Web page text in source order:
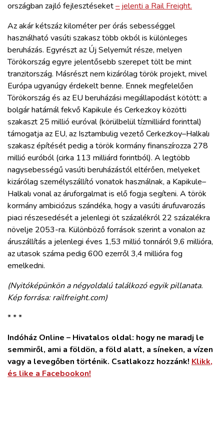
országban zajló fejlesztéseket– jelenti a Rail Freight.
Az akár kétszáz kilométer per órás sebességgel
használható vasúti szakasz több okból is különleges
beruházás. Egyrészt az Új Selyemút része, melyen
Törökország egyre jelentősebb szerepet tölt be mint
tranzitország. Másrészt nem kizárólag török projekt, mivel
Európa ugyanúgy érdekelt benne. Ennek megfelelően
Törökország és az EU beruházási megállapodást kötött: a
bolgár határnál fekvő Kapikule és Cerkezkoy közötti
szakaszt 25 millió euróval (körülbelül tízmilliárd forinttal)
támogatja az EU, az Isztambulig vezető Cerkezkoy–Halkalı
szakasz építését pedig a török kormány finanszírozza 278
millió euróból (cirka 113 milliárd forintból). A legtöbb
nagysebességű vasúti beruházástól eltérően, melyeket
kizárólag személyszállító vonatok használnak, a Kapikule–
Halkalı vonal az áruforgalmat is elő fogja segíteni. A török
kormány ambiciózus szándéka, hogy a vasúti árufuvarozás
piaci részesedését a jelenlegi öt százalékról 22 százalékra
növelje 2053-ra. Különböző források szerint a vonalon az
áruszállítás a jelenlegi éves 1,53 millió tonnáról 9,6 millióra,
az utasok száma pedig 600 ezerről 3,4 millióra fog
emelkedni.
(Nyitóképünkön a négyoldalú találkozó egyik pillanata.
Kép forrása: railfreight.com)
* * *
Indóház Online – Hivatalos oldal: hogy ne maradj le
semmiről, ami a földön, a föld alatt, a síneken, a vízen
vagy a levegőben történik. Csatlakozz hozzánk! Klikk,
és like a Facebookon!